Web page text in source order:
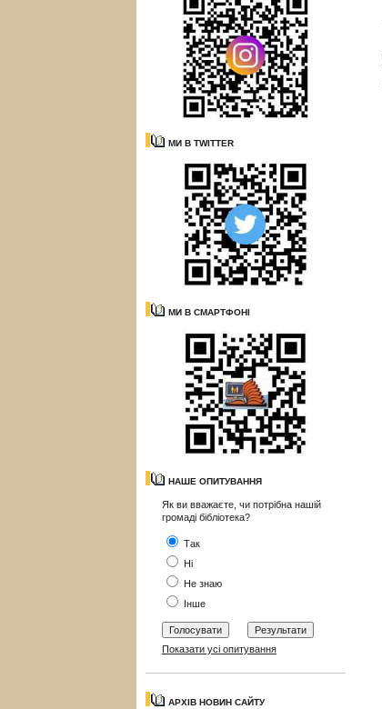
МИ В TWITTER
МИ В СМАРТФОНІ
НАШЕ ОПИТУВАННЯ
Як ви вважаєте, чи потрібна нашій
громаді бібліотека?
Так
Ні
Не знаю
Інше
Показати усі опитування
АРХІВ НОВИН САЙТУ